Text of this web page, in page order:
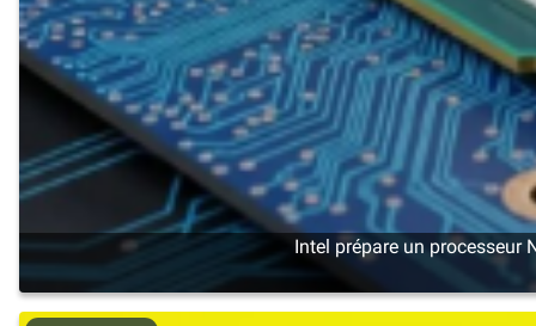
Intel prépare un processeur